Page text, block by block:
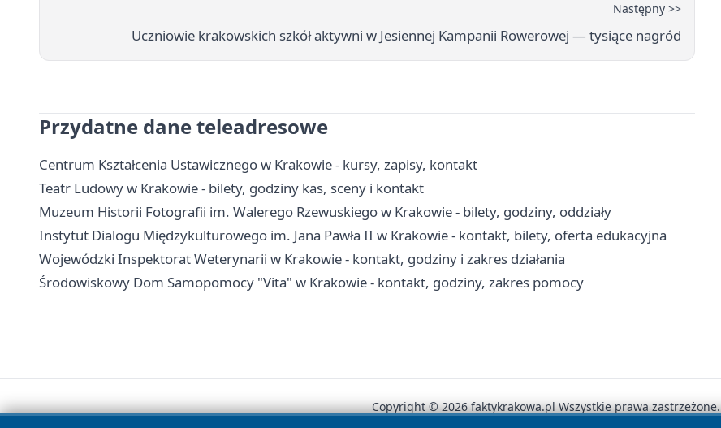
Następny >>
Uczniowie krakowskich szkół aktywni w Jesiennej Kampanii Rowerowej — tysiące nagród
Przydatne dane teleadresowe
Centrum Kształcenia Ustawicznego w Krakowie - kursy, zapisy, kontakt
Teatr Ludowy w Krakowie - bilety, godziny kas, sceny i kontakt
Muzeum Historii Fotografii im. Walerego Rzewuskiego w Krakowie - bilety, godziny, oddziały
Instytut Dialogu Międzykulturowego im. Jana Pawła II w Krakowie - kontakt, bilety, oferta edukacyjna
Wojewódzki Inspektorat Weterynarii w Krakowie - kontakt, godziny i zakres działania
Środowiskowy Dom Samopomocy "Vita" w Krakowie - kontakt, godziny, zakres pomocy
Copyright © 2026 faktykrakowa.pl Wszystkie prawa zastrzeżone.